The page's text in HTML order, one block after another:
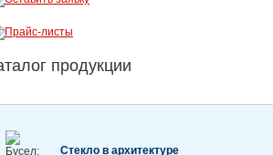
продукции
Стекло в архитектуре